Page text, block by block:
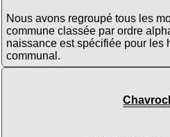
Nous avons regroupé tous les
commune classée par ordre
naissance est spécifiée pour les
communal.